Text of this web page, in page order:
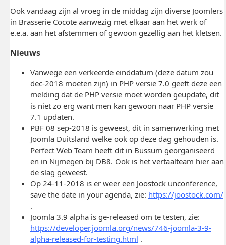
Ook vandaag zijn al vroeg in de middag zijn diverse Joomlers
in Brasserie Cocote aanwezig met elkaar aan het werk of
e.e.a. aan het afstemmen of gewoon gezellig aan het kletsen.
Nieuws
Vanwege een verkeerde einddatum (deze datum zou
dec-2018 moeten zijn) in PHP versie 7.0 geeft deze een
melding dat de PHP versie moet worden geupdate, dit
is niet zo erg want men kan gewoon naar PHP versie
7.1 updaten.
PBF 08 sep-2018 is geweest, dit in samenwerking met
Joomla Duitsland welke ook op deze dag gehouden is.
Perfect Web Team heeft dit in Bussum georganiseerd
en in Nijmegen bij DB8. Ook is het vertaalteam hier aan
de slag geweest.
Op 24-11-2018 is er weer een Joostock unconference,
save the date in your agenda, zie: https://joostock.com/
.
Joomla 3.9 alpha is ge-released om te testen, zie:
https://developer.joomla.org/news/746-joomla-3-9-
alpha-released-for-testing.html .